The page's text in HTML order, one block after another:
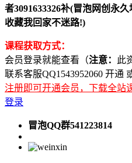
者3091633326补(冒泡网创永
收藏我回家不迷路!)
课程获取方式：
会员登录就能查看（注意：
此
联系客服QQ1543952060 开通
注册即可开通会员，下载全站
登录
冒泡QQ群541223814